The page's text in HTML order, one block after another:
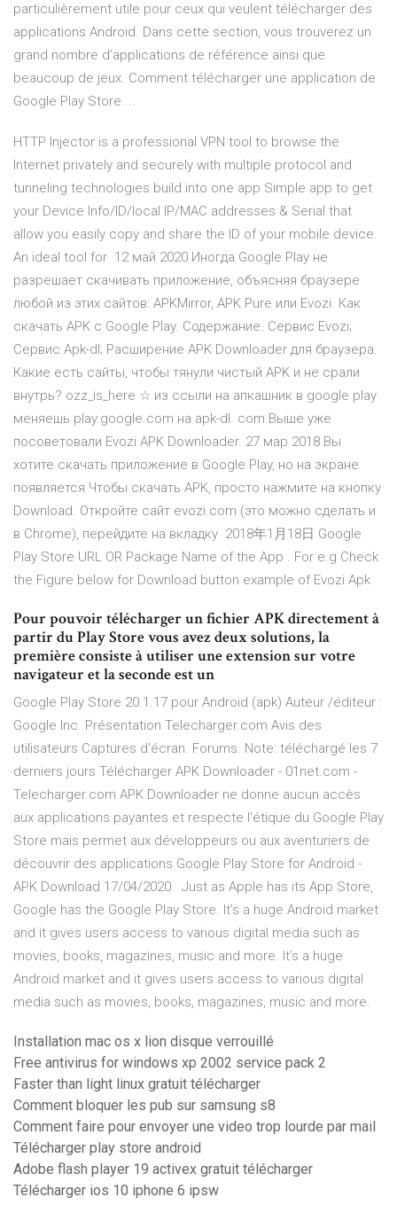
particulièrement utile pour ceux qui veulent télécharger des
applications Android. Dans cette section, vous trouverez un
grand nombre d’applications de référence ainsi que
beaucoup de jeux. Comment télécharger une application de
Google Play Store ...
HTTP Injector is a professional VPN tool to browse the
Internet privately and securely with multiple protocol and
tunneling technologies build into one app Simple app to get
your Device Info/ID/local IP/MAC addresses & Serial that
allow you easily copy and share the ID of your mobile device.
An ideal tool for 12 май 2020 Иногда Google Play не
разрешает скачивать приложение, объясняя браузере
любой из этих сайтов: APKMirror, APK Pure или Evozi. Как
скачать APK с Google Play. Содержание. Сервис Evozi;
Сервис Apk-dl; Расширение APK Downloader для браузера.
Какие есть сайты, чтобы тянули чистый APK и не срали
внутрь? ozz_is_here ☆ из ссыли на апкашник в google play
меняешь play.google.com на apk-dl. com Выше уже
посоветовали Evozi APK Downloader. 27 мар 2018 Вы
хотите скачать приложение в Google Play, но на экране
появляется Чтобы скачать APK, просто нажмите на кнопку
Download. Откройте сайт evozi.com (это можно сделать и
в Chrome), перейдите на вкладку 2018年1月18日 Google
Play Store URL OR Package Name of the App . For e.g Check
the Figure below for Download button example of Evozi Apk
Pour pouvoir télécharger un fichier APK directement à
partir du Play Store vous avez deux solutions, la
première consiste à utiliser une extension sur votre
navigateur et la seconde est un
Google Play Store 20.1.17 pour Android (apk) Auteur /éditeur :
Google Inc. Présentation Telecharger.com Avis des
utilisateurs Captures d'écran. Forums. Note: téléchargé les 7
derniers jours Télécharger APK Downloader - 01net.com -
Telecharger.com APK Downloader ne donne aucun accès
aux applications payantes et respecte l'étique du Google Play
Store mais permet aux développeurs ou aux aventuriers de
découvrir des applications Google Play Store for Android -
APK Download 17/04/2020 · Just as Apple has its App Store,
Google has the Google Play Store. It’s a huge Android market
and it gives users access to various digital media such as
movies, books, magazines, music and more. It’s a huge
Android market and it gives users access to various digital
media such as movies, books, magazines, music and more.
Installation mac os x lion disque verrouillé
Free antivirus for windows xp 2002 service pack 2
Faster than light linux gratuit télécharger
Comment bloquer les pub sur samsung s8
Comment faire pour envoyer une video trop lourde par mail
Télécharger play store android
Adobe flash player 19 activex gratuit télécharger
Télécharger ios 10 iphone 6 ipsw